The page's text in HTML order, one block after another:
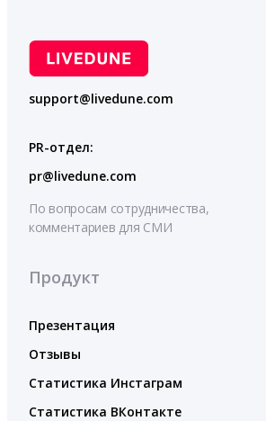
support@livedune.com
PR-отдел:
pr@livedune.com
По вопросам сотрудничества,
комментариев для СМИ
Продукт
Презентация
Отзывы
Статистика Инстаграм
Статистика ВКонтакте